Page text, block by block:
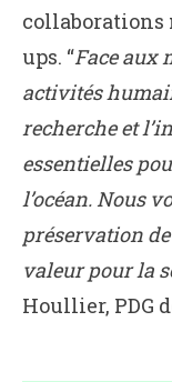
collaborations
ups. “Face aux
activités
recherche et
essentielles
l’océan. Nous
préservation
valeur pour la
Houllier, PDG